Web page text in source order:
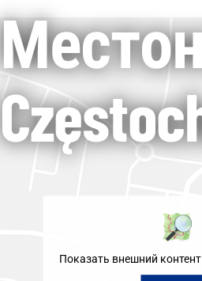
Показать внешний контент